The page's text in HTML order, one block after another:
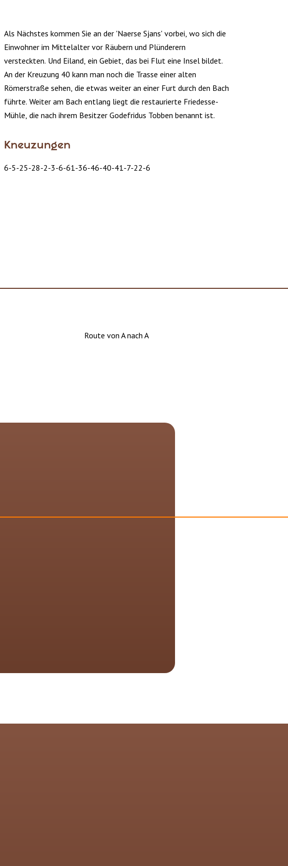
Als Nächstes kommen Sie an der 'Naerse Sjans' vorbei, wo sich die
Einwohner im Mittelalter vor Räubern und Plünderern
versteckten. Und Eiland, ein Gebiet, das bei Flut eine Insel bildet.
An der Kreuzung 40 kann man noch die Trasse einer alten
Römerstraße sehen, die etwas weiter an einer Furt durch den Bach
führte. Weiter am Bach entlang liegt die restaurierte Friedesse-
Mühle, die nach ihrem Besitzer Godefridus Tobben benannt ist.
Kneuzungen
6-5-25-28-2-3-6-61-36-46-40-41-7-22-6
Route von A nach A